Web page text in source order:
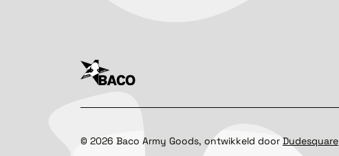
© 2026 Baco Army Goods, ontwikkeld doorDudesquare